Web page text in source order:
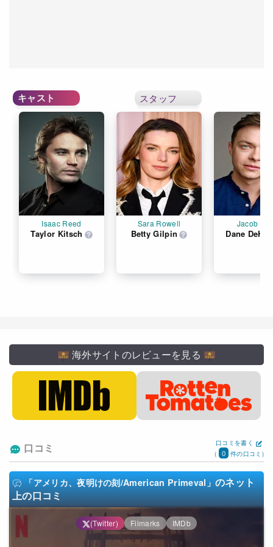
スタッフ
キャスト
Isaac Reed
Taylor Kitsch
Sara Rowell
Betty Gilpin
Jacob
Dane
海外サイトのレビューを見る
口コミ
口コミを書く
(
0 件の口コミ)
「アメリカ、夜明けの刻/American Primeval」のネット
上の口コミ
(Twitter) Filmarks IMDb